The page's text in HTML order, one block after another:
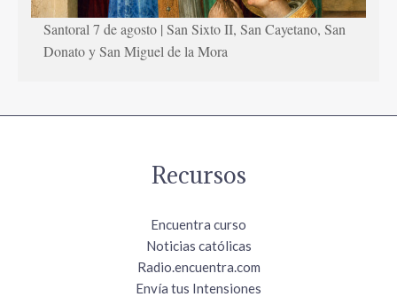
Santoral 7 de agosto | San Sixto II, San Cayetano, San
Donato y San Miguel de la Mora
Recursos
Encuentra curso
Noticias católicas
Radio.encuentra.com
Envía tus Intensiones